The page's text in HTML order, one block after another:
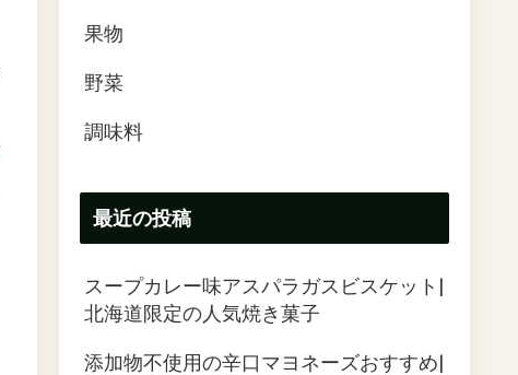
果物
野菜
調味料
最近の投稿
スープカレー味アスパラガスビスケット|
北海道限定の人気焼き菓子
添加物不使用の辛口マヨネーズおすすめ|